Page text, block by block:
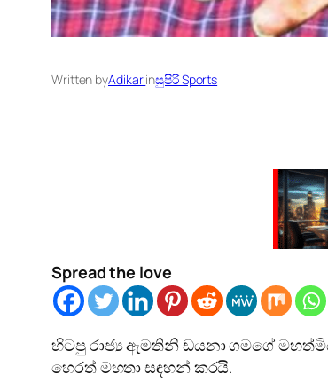
Written byAdikariinසුපිරි Sports
Spread the love
හිටපු රාජ්‍ය ඇමතිනි ඩයනා ගමගේ
හෙරත් මහතා සඳහන් කරයි.